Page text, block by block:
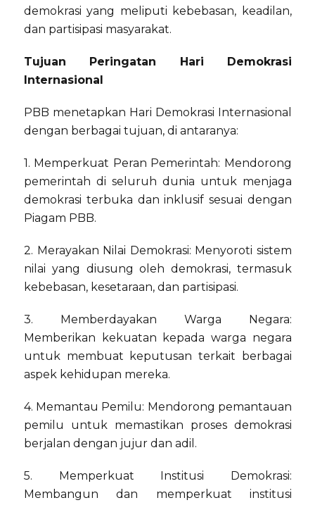
demokrasi yang meliputi kebebasan, keadilan,
dan partisipasi masyarakat.
Tujuan Peringatan Hari Demokrasi
Internasional
PBB menetapkan Hari Demokrasi Internasional
dengan berbagai tujuan, di antaranya:
1. Memperkuat Peran Pemerintah: Mendorong
pemerintah di seluruh dunia untuk menjaga
demokrasi terbuka dan inklusif sesuai dengan
Piagam PBB.
2. Merayakan Nilai Demokrasi: Menyoroti sistem
nilai yang diusung oleh demokrasi, termasuk
kebebasan, kesetaraan, dan partisipasi.
3. Memberdayakan Warga Negara:
Memberikan kekuatan kepada warga negara
untuk membuat keputusan terkait berbagai
aspek kehidupan mereka.
4. Memantau Pemilu: Mendorong pemantauan
pemilu untuk memastikan proses demokrasi
berjalan dengan jujur dan adil.
5. Memperkuat Institusi Demokrasi:
Membangun dan memperkuat institusi